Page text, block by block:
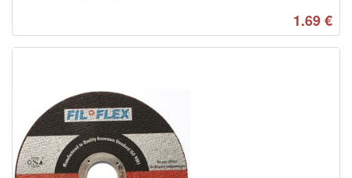
1.69€